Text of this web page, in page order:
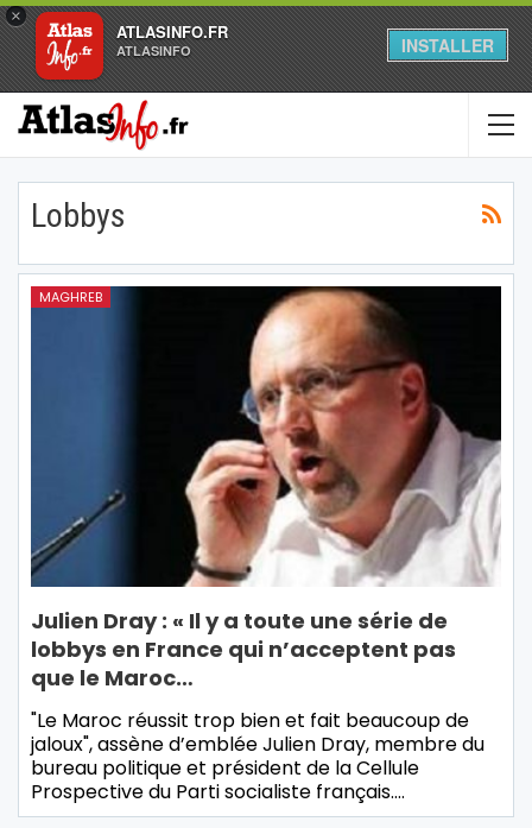
×
ATLASINFO.FR
ATLASINFO INSTALLER
Lobbys
MAGHREB
Julien Dray : « Il y a toute une série de
lobbys en France qui n’acceptent pas
que le Maroc…
"Le Maroc réussit trop bien et fait beaucoup de
jaloux", assène d’emblée Julien Dray, membre du
bureau politique et président de la Cellule
Prospective du Parti socialiste français.…